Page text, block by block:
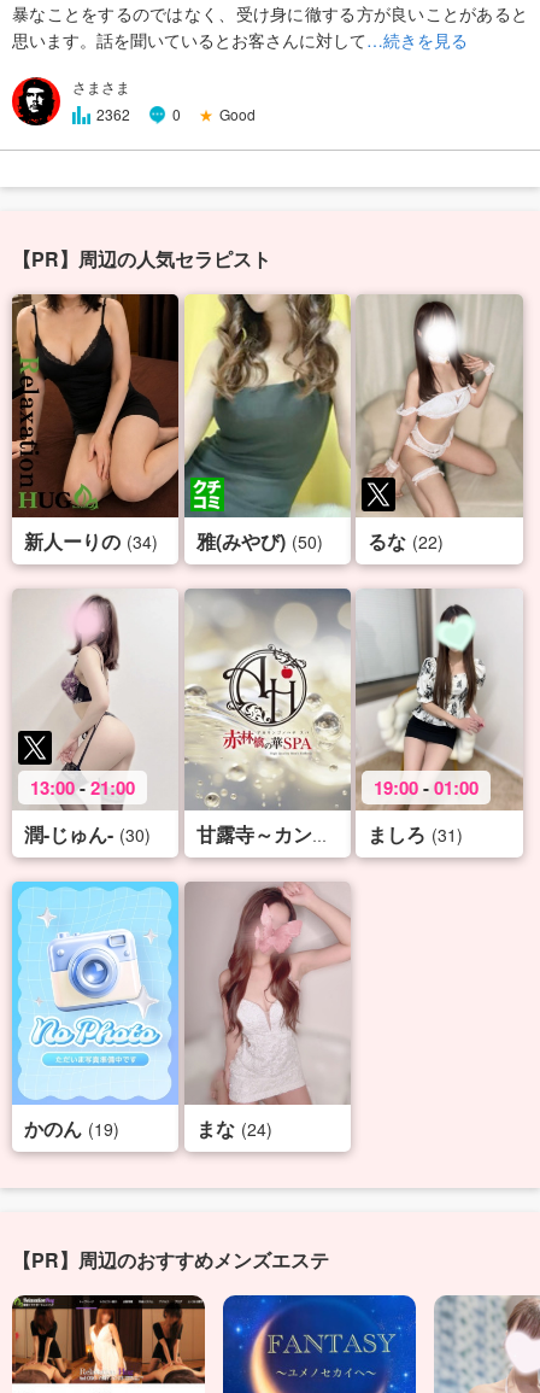
暴なことをするのではなく、受け身に徹する方が良いことがあると
思います。話を聞いているとお客さんに対して…続きを見る
さまさま
2362
0 ★ Good
【PR】周辺の人気セラピスト
新人ーりの (34) 雅(みやび) (50) るな (22)
13:00-21:00
潤-じゅん- (30) 甘露寺～カンロジ～ (32)
19:00-01:00
ましろ (31)
かのん (19) まな (24)
【PR】周辺のおすすめメンズエステ